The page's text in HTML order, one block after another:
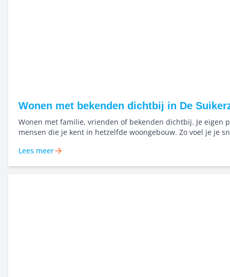
Wonen met bekenden dichtbij in De
Wonen met familie, vrienden of bekenden dichtbij. Je eigen
mensen die je kent in hetzelfde woongebouw. Zo voel je je
naar elkaar omkijken. Niet alleen starten, maar dichtbij
Lees meer